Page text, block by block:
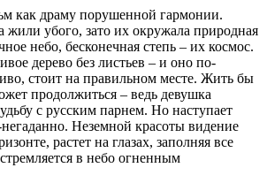
как драму порушенной гармонии.
жили убого, зато их окружала природная
небо, бесконечная степь – их космос.
дерево без листьев – и оно по-
стоит на правильном месте. Жить бы
продолжиться – ведь девушка
с русским парнем. Но наступает
Неземной красоты видение
растет на глазах, заполняя все
в небо огненным